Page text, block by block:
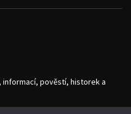
informací, pověstí, historek a